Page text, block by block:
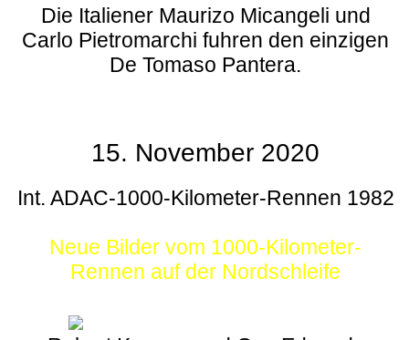
Die Italiener Maurizo Micangeli und
Carlo Pietromarchi fuhren den einzigen
De Tomaso Pantera.
15. November 2020
Int. ADAC-1000-Kilometer-Rennen 1982
Neue Bilder vom 1000-Kilometer-
Rennen auf der Nordschleife